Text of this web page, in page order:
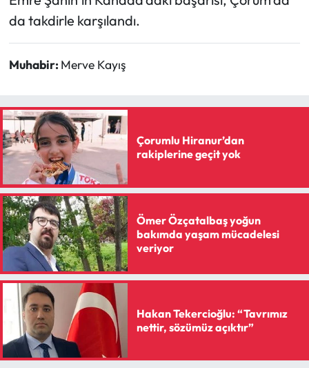
da takdirle karşılandı.
Muhabir: Merve Kayış
Çorumlu Hiranur’dan
rakiplerine geçit yok
Ömer Özçatalbaş yoğun
bakımda yaşam mücadelesi
veriyor
Hakan Tekercioğlu: “Tavrımız
nettir, sözümüz açıktır”
Spor
Uğurludağ Haberleri
Yaşam
Yayla Haber
Yemek Tarifleri
Yerel Haberler